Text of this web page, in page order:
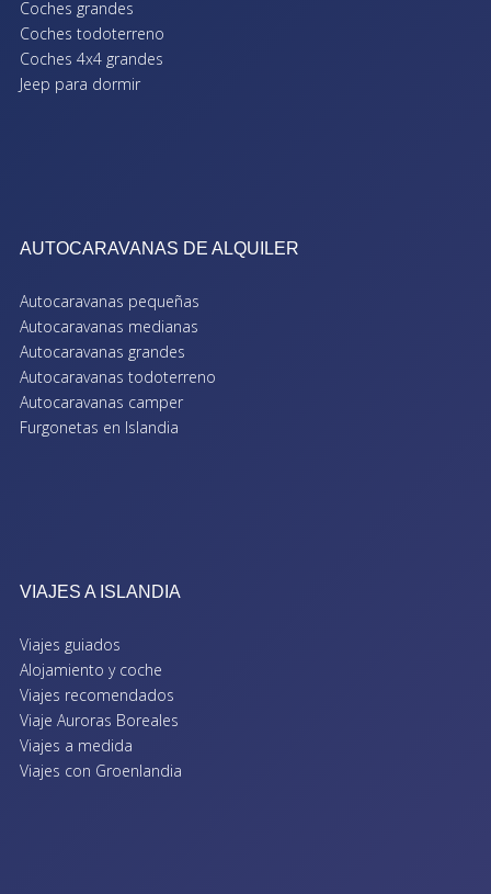
Coches grandes
Coches todoterreno
Coches 4x4 grandes
Jeep para dormir
AUTOCARAVANAS DE ALQUILER
Autocaravanas pequeñas
Autocaravanas medianas
Autocaravanas grandes
Autocaravanas todoterreno
Autocaravanas camper
Furgonetas en Islandia
VIAJES A ISLANDIA
Viajes guiados
Alojamiento y coche
Viajes recomendados
Viaje Auroras Boreales
Viajes a medida
Viajes con Groenlandia